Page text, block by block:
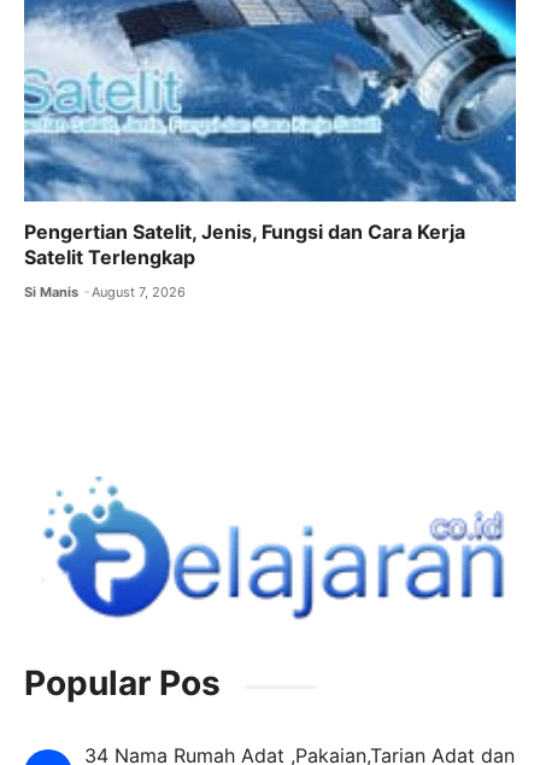
Pengertian Satelit, Jenis, Fungsi dan Cara Kerja
Satelit Terlengkap
Si Manis August 7, 2026
Popular Pos
34 Nama Rumah Adat ,Pakaian,Tarian Adat dan